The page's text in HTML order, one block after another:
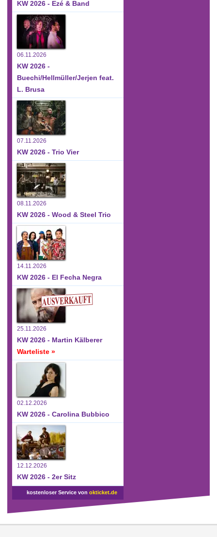
KW 2026 - Ezé & Band
06.11.2026
KW 2026 -
Buechi/Hellmüller/Jerjen feat.
L. Brusa
07.11.2026
KW 2026 - Trio Vier
08.11.2026
KW 2026 - Wood & Steel Trio
14.11.2026
KW 2026 - El Fecha Negra
25.11.2026
KW 2026 - Martin Kälberer
Warteliste »
02.12.2026
KW 2026 - Carolina Bubbico
12.12.2026
KW 2026 - 2er Sitz
kostenloser Service von okticket.de